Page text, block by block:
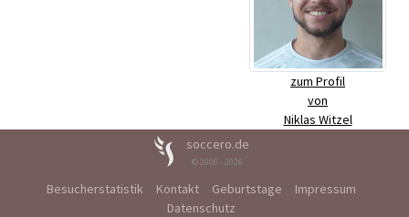
zum Profil
von
Niklas Witzel
soccero.de
© 2006 - 2026
Besucherstatistik Kontakt Geburtstage
Impressum
Datenschutz